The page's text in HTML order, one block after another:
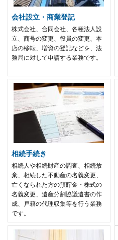
会社設立・商業登記
株式会社、合同会社、各種法人設
立、商号の変更、役員の変更、本
店の移転、増資の登記などを、法
務局に対して申請する業務です。
相続手続き
相続人や相続財産の調査、相続放
棄、相続した不動産の名義変更、
亡くなられた方の預貯金・株式の
名義変更、遺産分割協議遺書の作
成、戸籍の代理収集等を行う業務
です。